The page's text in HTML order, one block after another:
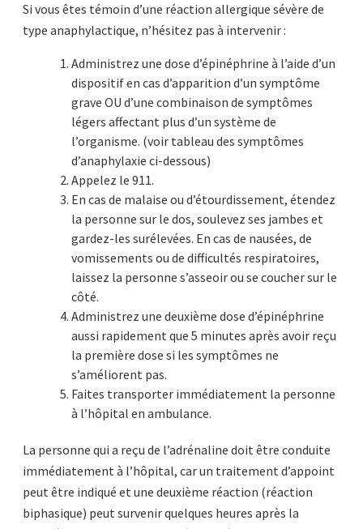
Si vous êtes témoin d’une réaction allergique sévère de
type anaphylactique, n’hésitez pas à intervenir :
Administrez une dose d’épinéphrine à l’aide d’un
dispositif en cas d’apparition d’un symptôme
grave OU d’une combinaison de symptômes
légers affectant plus d’un système de
l’organisme. (voir tableau des symptômes
d’anaphylaxie ci-dessous)
Appelez le 911.
En cas de malaise ou d’étourdissement, étendez
la personne sur le dos, soulevez ses jambes et
gardez-les surélevées. En cas de nausées, de
vomissements ou de difficultés respiratoires,
laissez la personne s’asseoir ou se coucher sur le
côté.
Administrez une deuxième dose d’épinéphrine
aussi rapidement que 5 minutes après avoir reçu
la première dose si les symptômes ne
s’améliorent pas.
Faites transporter immédiatement la personne
à l’hôpital en ambulance.
La personne qui a reçu de l’adrénaline doit être conduite
immédiatement à l’hôpital, car un traitement d’appoint
peut être indiqué et une deuxième réaction (réaction
biphasique) peut survenir quelques heures après la